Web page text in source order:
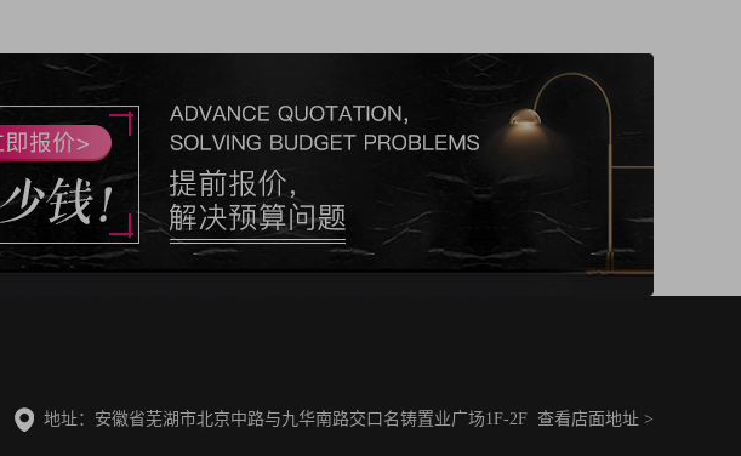
地址：安徽省芜湖市北京中路与九华南路交口名铸置业广场1F-2F 查看店面地址 >